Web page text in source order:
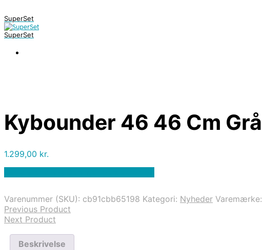
SuperSet
SuperSet
Kybounder 46 46 Cm Grå
1.299,00 kr.
Varenummer (SKU): cb91cbb65198 Kategori: Nyheder Varemærke:
Previous Product
Next Product
Beskrivelse